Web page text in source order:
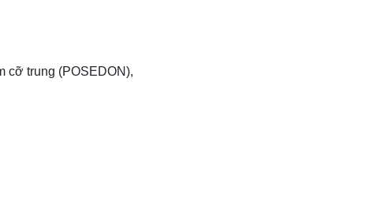
cỡ trung (POSEDON),